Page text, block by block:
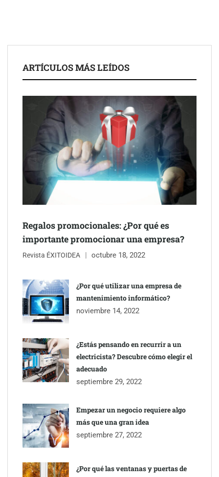
Schaeffler mejora su rentabilidad en el primer semestre de 2026
NOVA: innovación y diseño que transforman espacios de la
mano de Tormo Franquicias
ARTÍCULOS MÁS LEÍDOS
Regalos promocionales: ¿Por qué es
importante promocionar una empresa?
Revista ÉXITOIDEA octubre 18, 2022
¿Por qué utilizar una empresa de
mantenimiento informático?
noviembre 14, 2022
¿Estás pensando en recurrir a un
electricista? Descubre cómo elegir el
adecuado
septiembre 29, 2022
Empezar un negocio requiere algo
más que una gran idea
septiembre 27, 2022
¿Por qué las ventanas y puertas de